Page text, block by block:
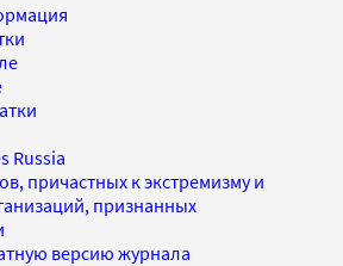
Russia
причастных к экстремизму и
признанных
версию журнала